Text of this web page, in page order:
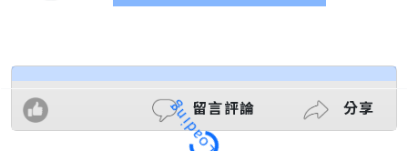
留言評論 分享
Loading